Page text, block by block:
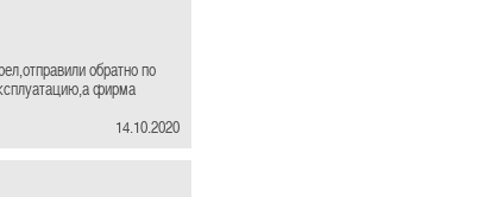
обратно по
фирма
14.10.2020